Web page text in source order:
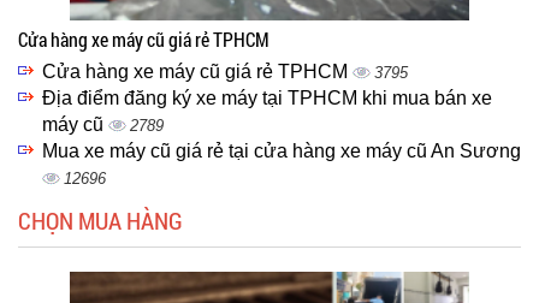
Cửa hàng xe máy cũ giá rẻ TPHCM
Cửa hàng xe máy cũ giá rẻ TPHCM 3795
Địa điểm đăng ký xe máy tại TPHCM khi mua bán xe
máy cũ
2789
Mua xe máy cũ giá rẻ tại cửa hàng xe máy cũ An Sương
12696
CHỌN MUA HÀNG